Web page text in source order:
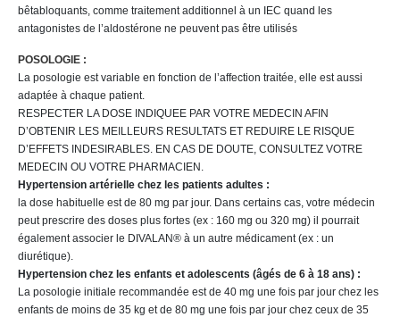
bêtabloquants, comme traitement additionnel à un IEC quand les
antagonistes de l’aldostérone ne peuvent pas être utilisés
POSOLOGIE :
La posologie est variable en fonction de l’affection traitée, elle est aussi
adaptée à chaque patient.
RESPECTER LA DOSE INDIQUEE PAR VOTRE MEDECIN AFIN
D’OBTENIR LES MEILLEURS RESULTATS ET REDUIRE LE RISQUE
D’EFFETS INDESIRABLES. EN CAS DE DOUTE, CONSULTEZ VOTRE
MEDECIN OU VOTRE PHARMACIEN.
Hypertension artérielle chez les patients adultes :
la dose habituelle est de 80 mg par jour. Dans certains cas, votre médecin
peut prescrire des doses plus fortes (ex : 160 mg ou 320 mg) il pourrait
également associer le DIVALAN® à un autre médicament (ex : un
diurétique).
Hypertension chez les enfants et adolescents (âgés de 6 à 18 ans) :
La posologie initiale recommandée est de 40 mg une fois par jour chez les
enfants de moins de 35 kg et de 80 mg une fois par jour chez ceux de 35